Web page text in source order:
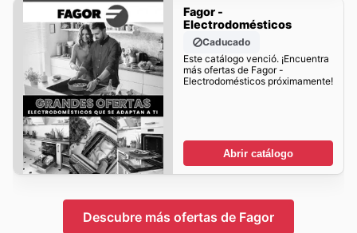
Fagor -
Electrodomésticos
Caducado
Este catálogo venció. ¡Encuentra
más ofertas de Fagor -
Electrodomésticos próximamente!
Abrir catálogo
Descubre más ofertas de Fagor